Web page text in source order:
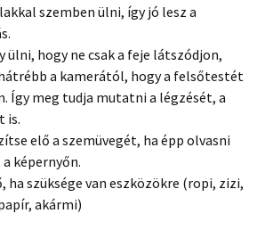
szemben ülni, így jó lesz a
ülni, hogy ne csak a feje látszódjon,
a kamerától, hogy a felsőtestét
Így meg tudja mutatni a légzését, a
is.
elő a szemüvegét, ha épp olvasni
képernyőn.
ha szüksége van eszközökre (ropi, zizi,
akármi)